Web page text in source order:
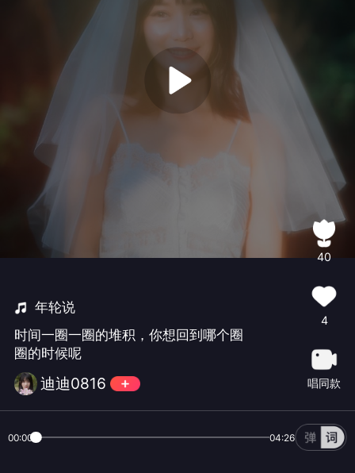
年轮说
时间一圈一圈的堆积，你想回到哪个圈
圈的时候呢
迪迪0816
40
4
唱同款
00:00 04:26